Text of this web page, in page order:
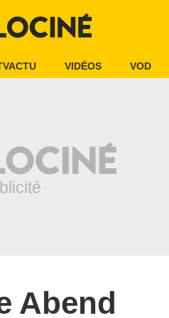
VIDÉOS VOD
Abend